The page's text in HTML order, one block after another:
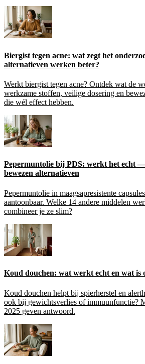
Biergist tegen acne: wat zegt het
alternatieven werken beter?
Werkt biergist tegen acne? Ontdek wat de
werkzame stoffen, veilige dosering en
die wél effect hebben.
Pepermuntolie bij PDS: werkt het echt
bewezen alternatieven
Pepermuntolie in maagsapresistente
aantoonbaar. Welke 14 andere middelen
combineer je ze slim?
Koud douchen: wat werkt echt en wat is
Koud douchen helpt bij spierherstel en
ook bij gewichtsverlies of immuunfunctie?
2025 geven antwoord.